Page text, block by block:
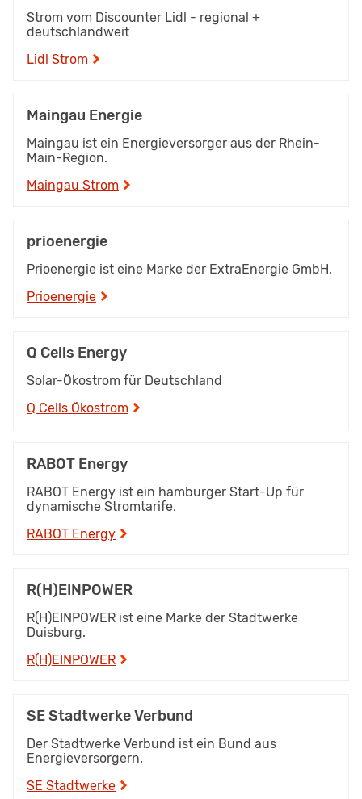
Strom vom Discounter Lidl - regional +
deutschlandweit
Lidl Strom
Maingau Energie
Maingau ist ein Energieversorger aus der Rhein-
Main-Region.
Maingau Strom
prioenergie
Prioenergie ist eine Marke der ExtraEnergie GmbH.
Prioenergie
Q Cells Energy
Solar-Ökostrom für Deutschland
Q Cells Ökostrom
RABOT Energy
RABOT Energy ist ein hamburger Start-Up für
dynamische Stromtarife.
RABOT Energy
R(H)EINPOWER
R(H)EINPOWER ist eine Marke der Stadtwerke
Duisburg.
R(H)EINPOWER
SE Stadtwerke Verbund
Der Stadtwerke Verbund ist ein Bund aus
Energieversorgern.
SE Stadtwerke